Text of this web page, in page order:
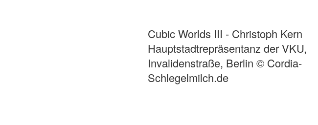
Cubic Worlds III - Christoph Kern
Hauptstadtrepräsentanz der VKU,
Invalidenstraße, Berlin © Cordia-
Schlegelmilch.de